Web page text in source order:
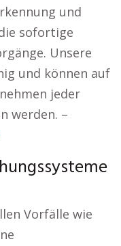
und
sofortige
Unsere
und können auf
jeder
werden. –
Vorfälle wie